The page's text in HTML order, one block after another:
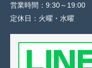
営業時間： 9:30～19:00
定休日： 火曜・水曜